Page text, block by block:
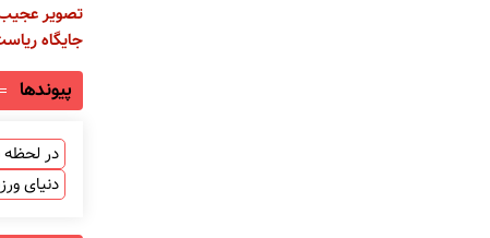
تصویر عجیب
جایگاه
پیوندها
در لحظه
دنیای